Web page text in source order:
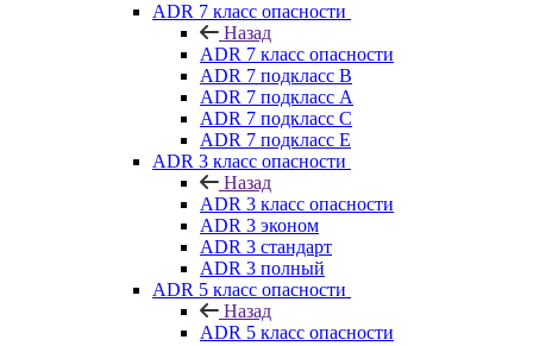
ADR 7 класс опасности
Назад
ADR 7 класс опасности
ADR 7 подкласс B
ADR 7 подкласс A
ADR 7 подкласс C
ADR 7 подкласс E
ADR 3 класс опасности
Назад
ADR 3 класс опасности
ADR 3 эконом
ADR 3 стандарт
ADR 3 полный
ADR 5 класс опасности
Назад
ADR 5 класс опасности